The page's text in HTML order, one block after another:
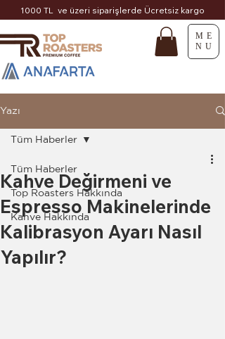
1000 TL ve üzeri siparişlerde Ücretsiz kargo
ME
NU
Yazı
Tüm Haberler
Top Roasters Hakkında
Kahve Hakkında
Tüm Haberler
Kahve Değirmeni ve
Espresso Makinelerinde
Kalibrasyon Ayarı Nasıl
Yapılır?